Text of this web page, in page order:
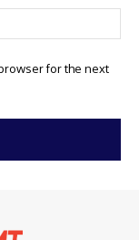
for the next